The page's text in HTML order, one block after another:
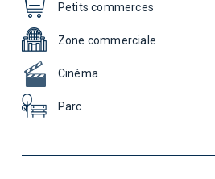
Petits commerces
Zone commerciale
Cinéma
Parc